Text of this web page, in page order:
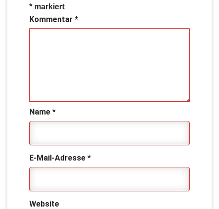
* markiert
Kommentar *
Name *
E-Mail-Adresse *
Website